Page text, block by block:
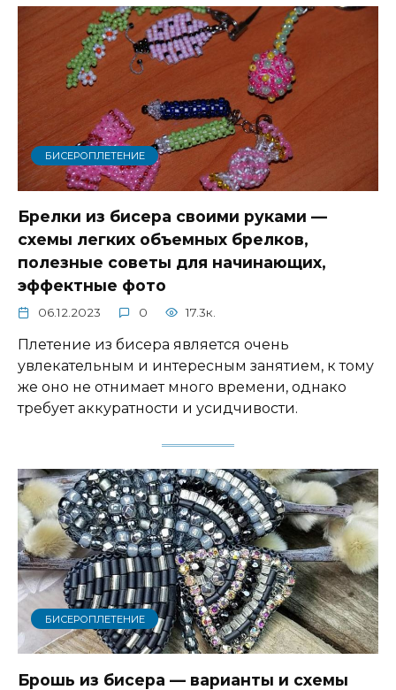
БИСЕРОПЛЕТЕНИЕ
Брелки из бисера своими руками —
схемы легких объемных брелков,
полезные советы для начинающих,
эффектные фото
06.12.2023 0 17.3к.
Плетение из бисера является очень
увлекательным и интересным занятием, к тому
же оно не отнимает много времени, однако
требует аккуратности и усидчивости.
БИСЕРОПЛЕТЕНИЕ
Брошь из бисера — варианты и схемы